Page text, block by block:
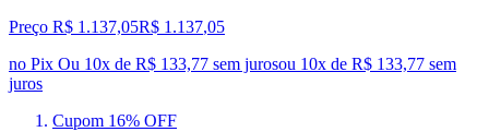
Preço R$ 1.137,05R$ 1.137,05
no Pix Ou 10x de R$ 133,77 sem jurosou 10x de R$ 133,77 sem
juros
Cupom 16% OFF